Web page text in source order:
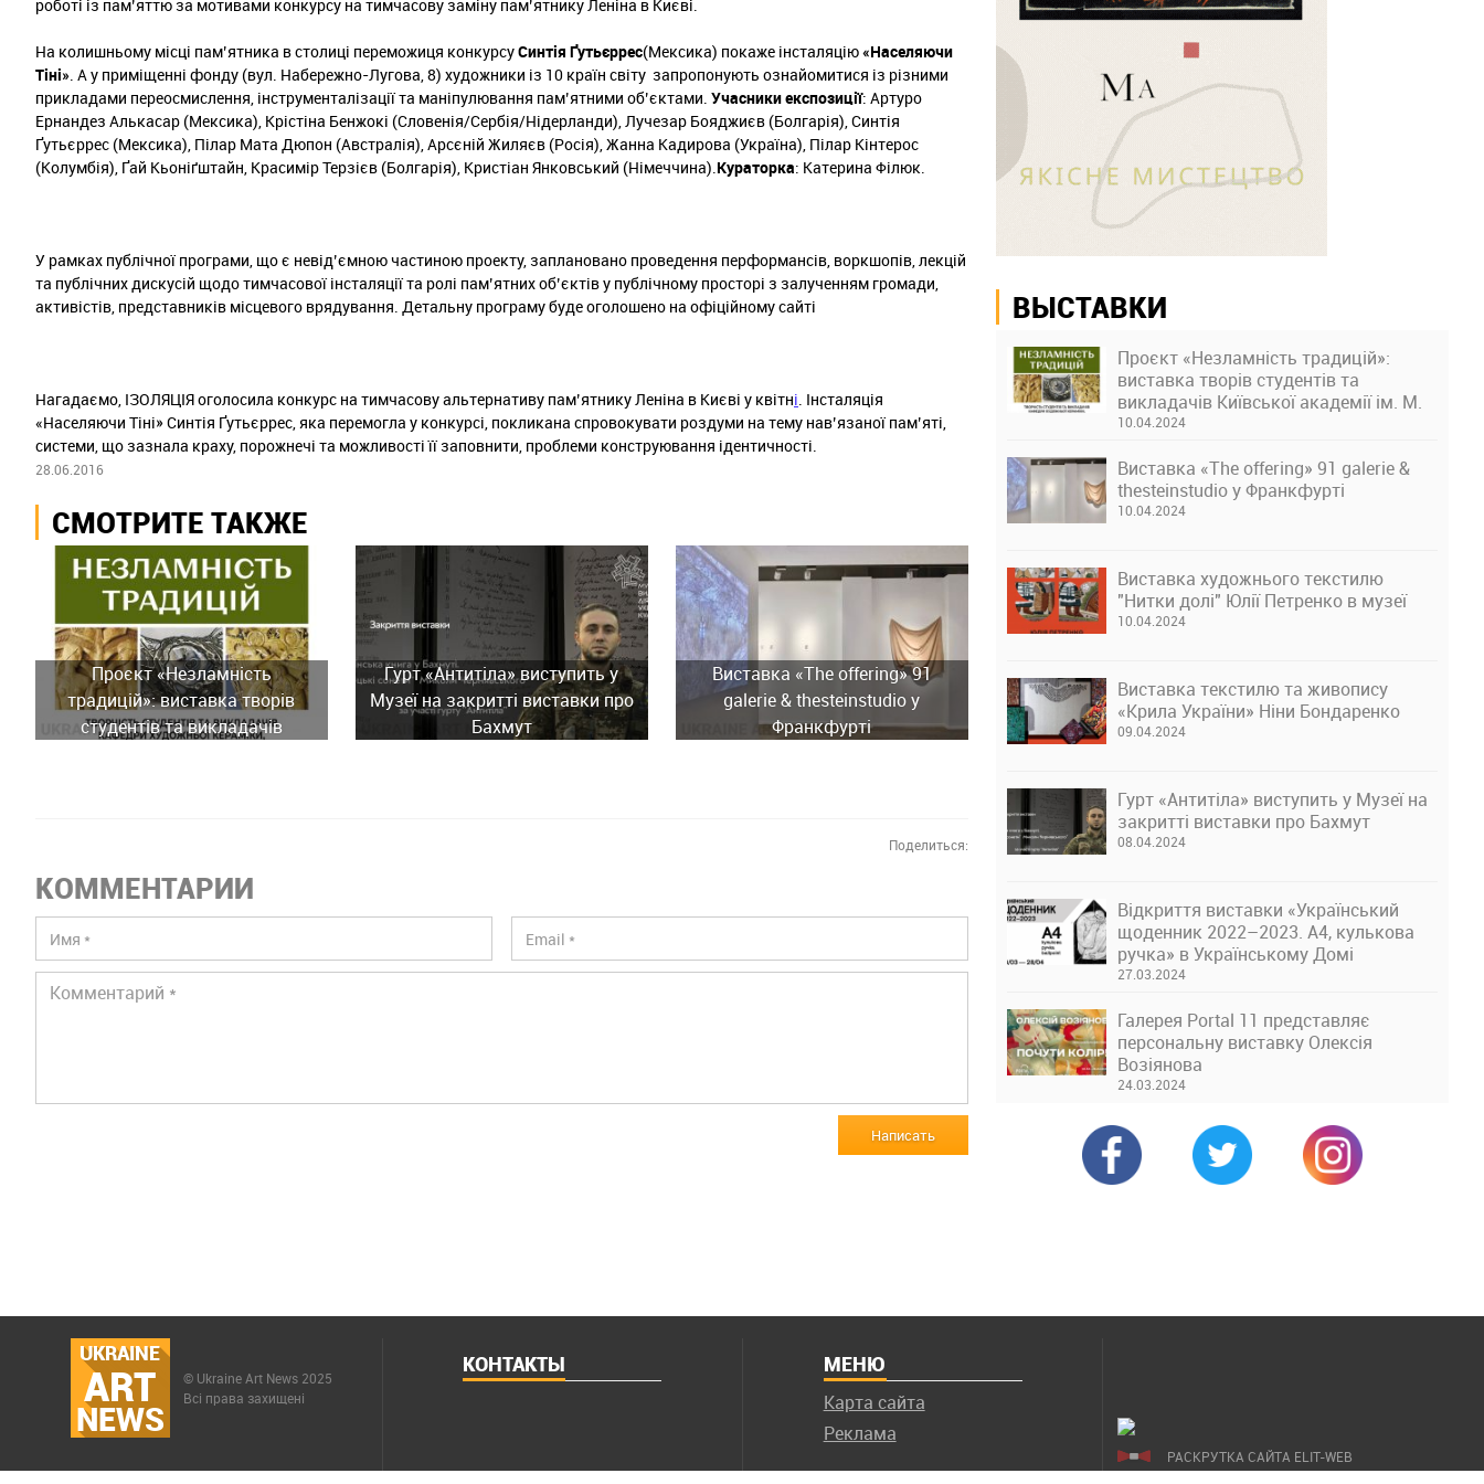
роботі із пам’яттю за мотивами конкурсу на тимчасову заміну пам’ятнику Леніна в Києві.
На колишньому місці пам’ятника в столиці переможиця конкурсуСинтія Ґутьєррес(Мексика) покаже інсталяцію«Населяючи
Тіні» . А у приміщенні фонду (вул. Набережно-Лугова, 8) художники із 10 країн світу запропонують ознайомитися із різними
прикладами переосмислення, інструменталізації та маніпулювання пам’ятними об’єктами. Учасники експозиції: Артуро
Ернандез Алькасар (Мексика), Крістіна Бенжокі (Словенія/Сербія/Нідерланди), Лучезар Бояджиєв (Болгарія), Синтія
Ґутьєррес (Мексика), Пілар Мата Дюпон (Австралія), Арсєній Жиляєв (Росія), Жанна Кадирова (Україна), Пілар Кінтерос
(Колумбія), Ґай Кьоніґштайн, Красимір Терзієв (Болгарія), Кристіан Янковський (Німеччина). Кураторка: Катерина Філюк.
У рамках публічної програми, що є невід’ємною частиною проекту, заплановано проведення перформансів, воркшопів, лекцій
та публічних дискусій щодо тимчасової інсталяції та ролі пам’ятних об’єктів у публічному просторі з залученням громади,
активістів, представників місцевого врядування. Детальну програму буде оголошено на офіційному сайті
Нагадаємо, ІЗОЛЯЦІЯ оголосила конкурс на тимчасову альтернативу пам’ятнику Леніна в Києві у квітні . Інсталяція
«Населяючи Тіні» Синтія Ґутьєррес, яка перемогла у конкурсі, покликана спровокувати роздуми на тему нав’язаної пам’яті,
системи, що зазнала краху, порожнечі та можливості її заповнити, проблеми конструювання ідентичності.
28.06.2016
СМОТРИТЕ ТАКЖЕ
Проєкт «Незламність
традицій»: виставка творів
студентів та викладачів
Гурт «Антитіла» виступить у
Музеї на закритті виставки про
Бахмут
Виставка «The offering» 91
galerie & thesteinstudio у
Франкфурті
Поделиться:
КОММЕНТАРИИ
Написать
ВЫСТАВКИ
Проєкт «Незламність традицій»:
виставка творів студентів та
викладачів Київської академії ім. М.
Бойчука
10.04.2024
Виставка «The offering» 91 galerie &
thesteinstudio у Франкфурті
10.04.2024
Виставка художнього текстилю
"Нитки долі" Юлії Петренко в музеї
10.04.2024
Виставка текстилю та живопису
«Крила України» Ніни Бондаренко
09.04.2024
Гурт «Антитіла» виступить у Музеї на
закритті виставки про Бахмут
08.04.2024
Відкриття виставки «Український
щоденник 2022–2023. А4, кулькова
ручка» в Українському Домі
27.03.2024
Галерея Portal 11 представляє
персональну виставку Олексія
Возіянова
24.03.2024
UKRAINE
ART
NEWS
© Ukraine Art News 2025
Всі права захищені
КОНТАКТЫ МЕНЮ
Карта сайта
Реклама
РАСКРУТКА САЙТА ELIT-WEB